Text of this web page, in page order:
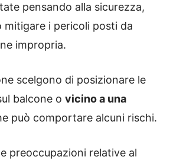
pensando alla sicurezza,
mitigare i pericoli posti da
impropria.
scelgono di posizionare le
balcone o vicino a una
può comportare alcuni rischi.
preoccupazioni relative al